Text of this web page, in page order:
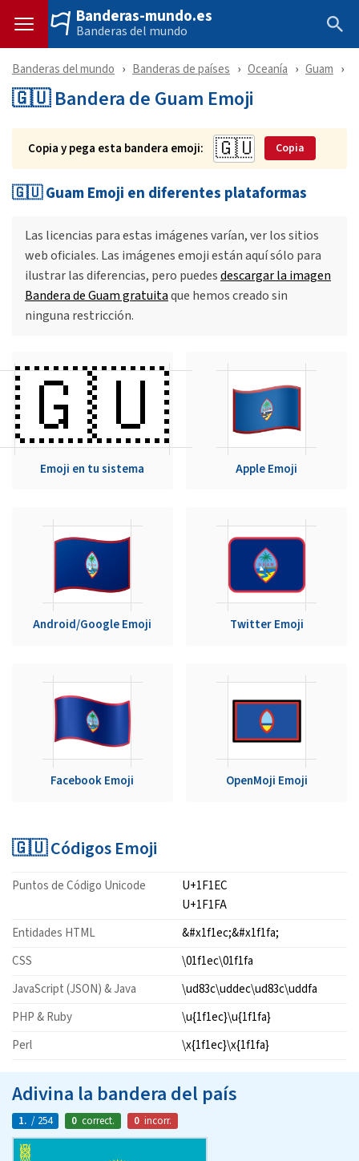
Banderas-mundo.es
Banderas del mundo
Banderas del mundo Banderas de países Oceanía Guam
🇬🇺 Bandera de Guam Emoji
Copia y pega esta bandera emoji: Copia
🇬🇺 Guam Emoji en diferentes plataformas
Las licencias para estas imágenes varían, ver los sitios
web oficiales. Las imágenes emoji están aquí sólo para
ilustrar las diferencias, pero puedesdescargar la imagen
Bandera de Guam gratuitaque hemos creado sin
ninguna restricción.
🇬🇺
Emoji en tu sistema Apple Emoji
Android/Google Emoji Twitter Emoji
Facebook Emoji OpenMoji Emoji
🇬🇺 Códigos Emoji
Puntos de Código Unicode
U+1F1EC
U+1F1FA
Entidades HTML
&#x1f1ec;&#x1f1fa;
CSS
\01f1ec\01f1fa
JavaScript (JSON) & Java
\ud83c\uddec\ud83c\uddfa
PHP & Ruby
\u{1f1ec}\u{1f1fa}
Perl
\x{1f1ec}\x{1f1fa}
Adivina la bandera del país
1. / 254 0 correct. 0 incorr.